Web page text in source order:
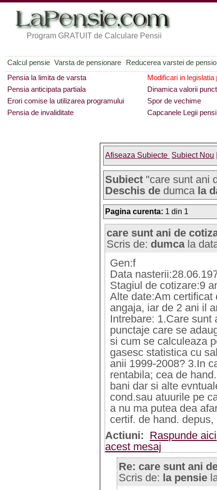
Program GRATUIT de Calculare Pensii
Calcul pensie Varsta de pensionare
Reducerea varstei de
Pensia la limita de varsta
Modificari in legislatia
Pensia anticipata partiala
Dinamica valorii
Erori comise la utilizarea programului
Spor de vechime
Pensia de invaliditate
Capcanele Legii
Afiseaza Subiecte Subiect Nou
Subiect "care sunt ani
Deschis de dumca la
Pagina curenta: 1 din 1
care sunt ani de
Scris de: dumcala
Gen:f
Data
Stagiul de cotizare:9
Alte date:Am certificat
angaja, iar de 2 ani il
Intrebare: 1.Care
punctaje care se
si cum se calculeaza
gasesc statistica cu
anii 1999-2008? 3.In
rentabila; cea de
bani dar si alte
cond.sau atuurile pe
a nu ma putea dea
certif. de hand.
Actiuni: Raspunde aici
acest mesaj
Re: care sunt ani
Scris de: la pensie